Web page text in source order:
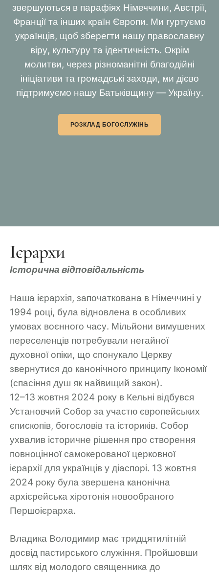
звершуються в парафіях Німеччини, Австрії,
Франції та інших країн Європи. Ми гуртуємо
українців, щоб зберегти нашу православну
віру, культуру та ідентичність. Окрім
молитви, через різноманітні благодійні
ініціативи та громадські заходи, ми дієво
підтримуємо нашу Батьківщину — Україну.
РОЗКЛАД БОГОСЛУЖІНЬ
Ієрархи
Історична відповідальність
Наша ієрархія, започаткована в Німеччині у
1994 році, була відновлена в особливих
умовах воєнного часу. Мільйони вимушених
переселенців потребували негайної
духовної опіки, що спонукало Церкву
звернутися до канонічного принципу Ікономії
(спасіння душ як найвищий закон).
12–13 жовтня 2024 року в Кельні відбувся
Установчий Собор за участю європейських
єпископів, богословів та істориків. Собор
ухвалив історичне рішення про створення
повноцінної самокерованої церковної
ієрархії для українців у діаспорі. 13 жовтня
2024 року була звершена канонічна
архієрейська хіротонія новообраного
Першоієрарха.
Владика Володимир має тридцятилітній
досвід пастирського служіння. Пройшовши
шлях від молодого священника до